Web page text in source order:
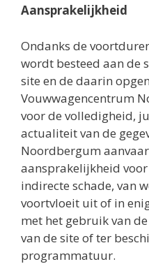
Aansprakelijkheid
Ondanks de
wordt besteed aan de
site en de daarin
Vouwwagencentrum
voor de volledigheid,
actualiteit van de
Noordbergum
aansprakelijkheid
indirecte schade, van
voortvloeit uit of in
met het gebruik van
van de site of ter
programmatuur.